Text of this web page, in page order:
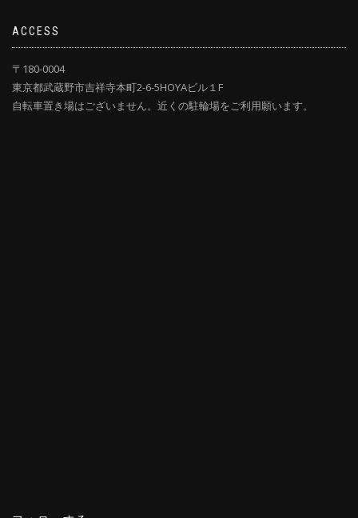
ACCESS
〒180-0004
東京都武蔵野市吉祥寺本町2-6-5HOYAビル１F
自転車置き場はございません。近くの駐輪場をご利用願います。